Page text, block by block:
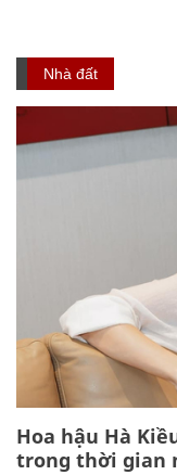
Nhà đất
Hoa hậu Hà
trong thời gian